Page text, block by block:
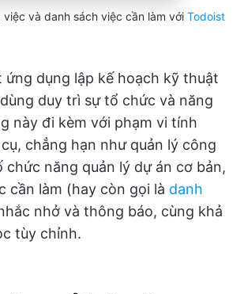
và danh sách việc cần làm với Todoist
ứng dụng lập kế hoạch kỹ thuật
duy trì sự tổ chức và năng
này đi kèm với phạm vi tính
chẳng hạn như quản lý công
chức năng quản lý dự án cơ bản,
cần làm (hay còn gọi là danh
nhở và thông báo, cùng khả
tùy chỉnh.